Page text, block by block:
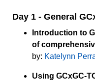
Day 1 - General
Introduction to
of
by: Katelynn
Using GCxGC-